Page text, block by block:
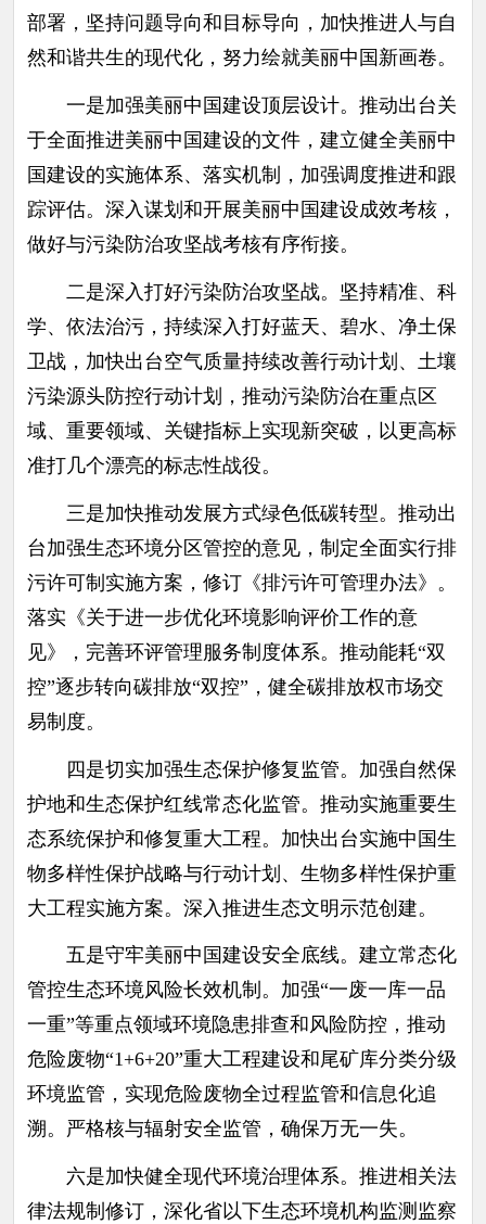
部署，坚持问题导向和目标导向，加快推进人与自
然和谐共生的现代化，努力绘就美丽中国新画卷。
一是加强美丽中国建设顶层设计。推动出台关
于全面推进美丽中国建设的文件，建立健全美丽中
国建设的实施体系、落实机制，加强调度推进和跟
踪评估。深入谋划和开展美丽中国建设成效考核，
做好与污染防治攻坚战考核有序衔接。
二是深入打好污染防治攻坚战。坚持精准、科
学、依法治污，持续深入打好蓝天、碧水、净土保
卫战，加快出台空气质量持续改善行动计划、土壤
污染源头防控行动计划，推动污染防治在重点区
域、重要领域、关键指标上实现新突破，以更高标
准打几个漂亮的标志性战役。
三是加快推动发展方式绿色低碳转型。推动出
台加强生态环境分区管控的意见，制定全面实行排
污许可制实施方案，修订《排污许可管理办法》。
落实《关于进一步优化环境影响评价工作的意
见》，完善环评管理服务制度体系。推动能耗“双
控”逐步转向碳排放“双控”，健全碳排放权市场交
易制度。
四是切实加强生态保护修复监管。加强自然保
护地和生态保护红线常态化监管。推动实施重要生
态系统保护和修复重大工程。加快出台实施中国生
物多样性保护战略与行动计划、生物多样性保护重
大工程实施方案。深入推进生态文明示范创建。
五是守牢美丽中国建设安全底线。建立常态化
管控生态环境风险长效机制。加强“一废一库一品
一重”等重点领域环境隐患排查和风险防控，推动
危险废物“1+6+20”重大工程建设和尾矿库分类分级
环境监管，实现危险废物全过程监管和信息化追
溯。严格核与辐射安全监管，确保万无一失。
六是加快健全现代环境治理体系。推进相关法
律法规制修订，深化省以下生态环境机构监测监察